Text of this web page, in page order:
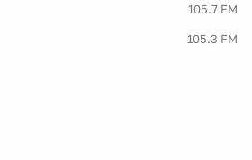
105.7 FM
105.3 FM